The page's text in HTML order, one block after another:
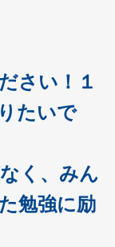
さい！１
たいで
く、みん
勉強に励